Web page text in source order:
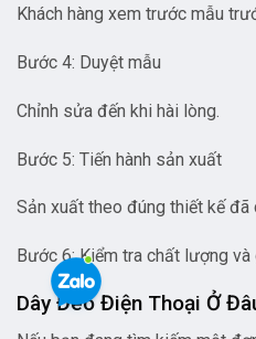
Khách hàng xem trước mẫu
Bước 4: Duyệt mẫu
Chỉnh sửa đến khi hài lòng.
Bước 5: Tiến hành sản xuất
Sản xuất theo đúng thiết kế đã
Bước 6: Kiểm tra chất lượng và
Dây Đeo Điện Thoại Ở